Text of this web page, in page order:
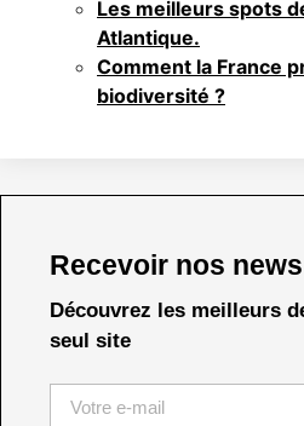
Les meilleurs spots
Atlantique.
Comment la France
biodiversité ?
Recevoir nos news
Découvrez les meilleurs
seul site